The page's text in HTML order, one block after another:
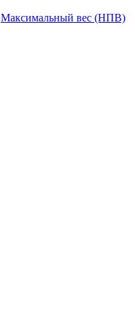
Максимальный вес (НПВ)